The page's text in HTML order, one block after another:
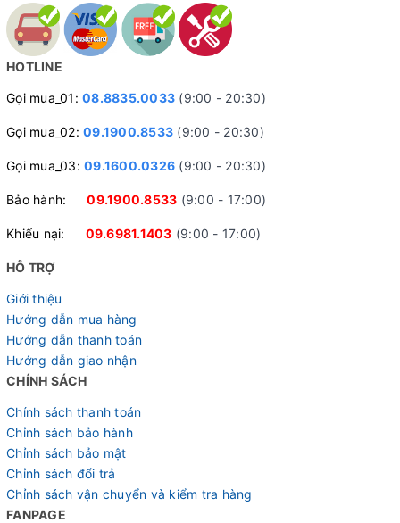
tận hưởng những chuyến đi dài mà không bị đau lưng hay
mỏi cơ.
Hệ thống truyền động linh hoạt
Tay đề Shimano 3x7S, giúp chuyển số mượt mà và nhanh
chóng, mang lại trải nghiệm lái xe thú vị và dễ dàng hơn.
Bộ chuyển đề trước Shimano Tourney 3S, độ chính xác
cao, giúp bạn dễ dàng điều chỉnh tốc độ phù hợp với từng
điều kiện đường phố. Bộ chuyển đề sau Shimano Tourney
7S, linh hoạt và bền bỉ, đảm bảo hiệu suất tối ưu trên mọi
HOTLINE
Gọi mua_01: 08.8835.0033 (9:00 - 20:30)
Gọi mua_02: 09.1900.8533 (9:00 - 20:30)
Gọi mua_03: 09.1600.0326 (9:00 - 20:30)
Bảo hành:09.1900.8533 (9:00 - 17:00)
Khiếu nại: 09.6981.1403 (9:00 - 17:00)
HỖ TRỢ
Giới thiệu
Hướng dẫn mua hàng
Hướng dẫn thanh toán
Hướng dẫn giao nhận
CHÍNH SÁCH
Chính sách thanh toán
Chỉnh sách bảo hành
Chỉnh sách bảo mật
Chỉnh sách đổi trả
Chỉnh sách vận chuyển và kiểm tra hàng
FANPAGE